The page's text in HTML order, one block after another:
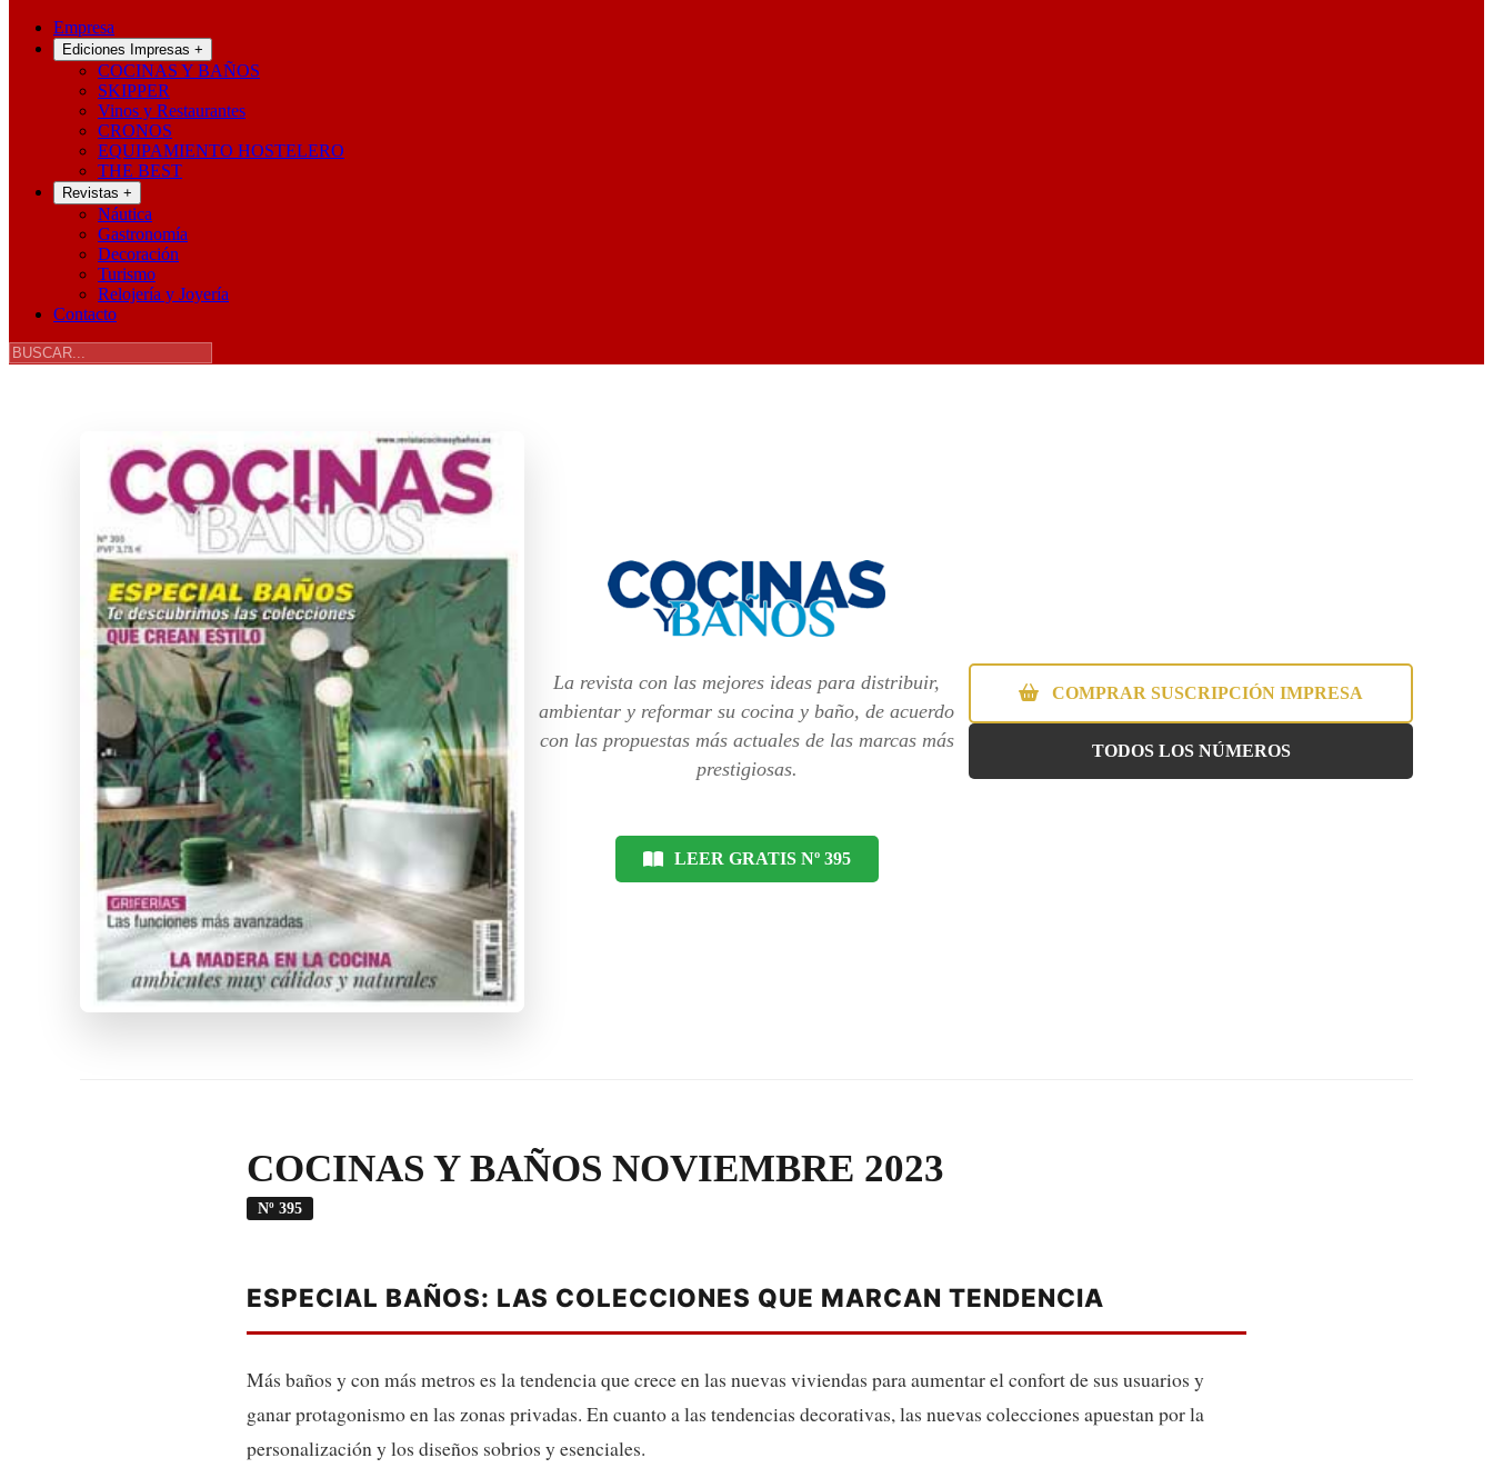
Empresa
Ediciones Impresas +
COCINAS Y BAÑOS
SKIPPER
Vinos y Restaurantes
CRONOS
EQUIPAMIENTO HOSTELERO
THE BEST
Revistas +
Náutica
Gastronomía
Decoración
Turismo
Relojería y Joyería
Contacto
La revista con las mejores ideas para distribuir,
ambientar y reformar su cocina y baño, de acuerdo
con las propuestas más actuales de las marcas más
prestigiosas.
LEER GRATIS Nº 395
COMPRAR SUSCRIPCIÓN IMPRESA
TODOS LOS NÚMEROS
COCINAS Y BAÑOS NOVIEMBRE 2023
Nº 395
ESPECIAL BAÑOS: LAS COLECCIONES QUE MARCAN TENDENCIA
Más baños y con más metros es la tendencia que crece en las nuevas viviendas para aumentar el confort de sus usuarios y
ganar protagonismo en las zonas privadas. En cuanto a las tendencias decorativas, las nuevas colecciones apuestan por la
personalización y los diseños sobrios y esenciales.